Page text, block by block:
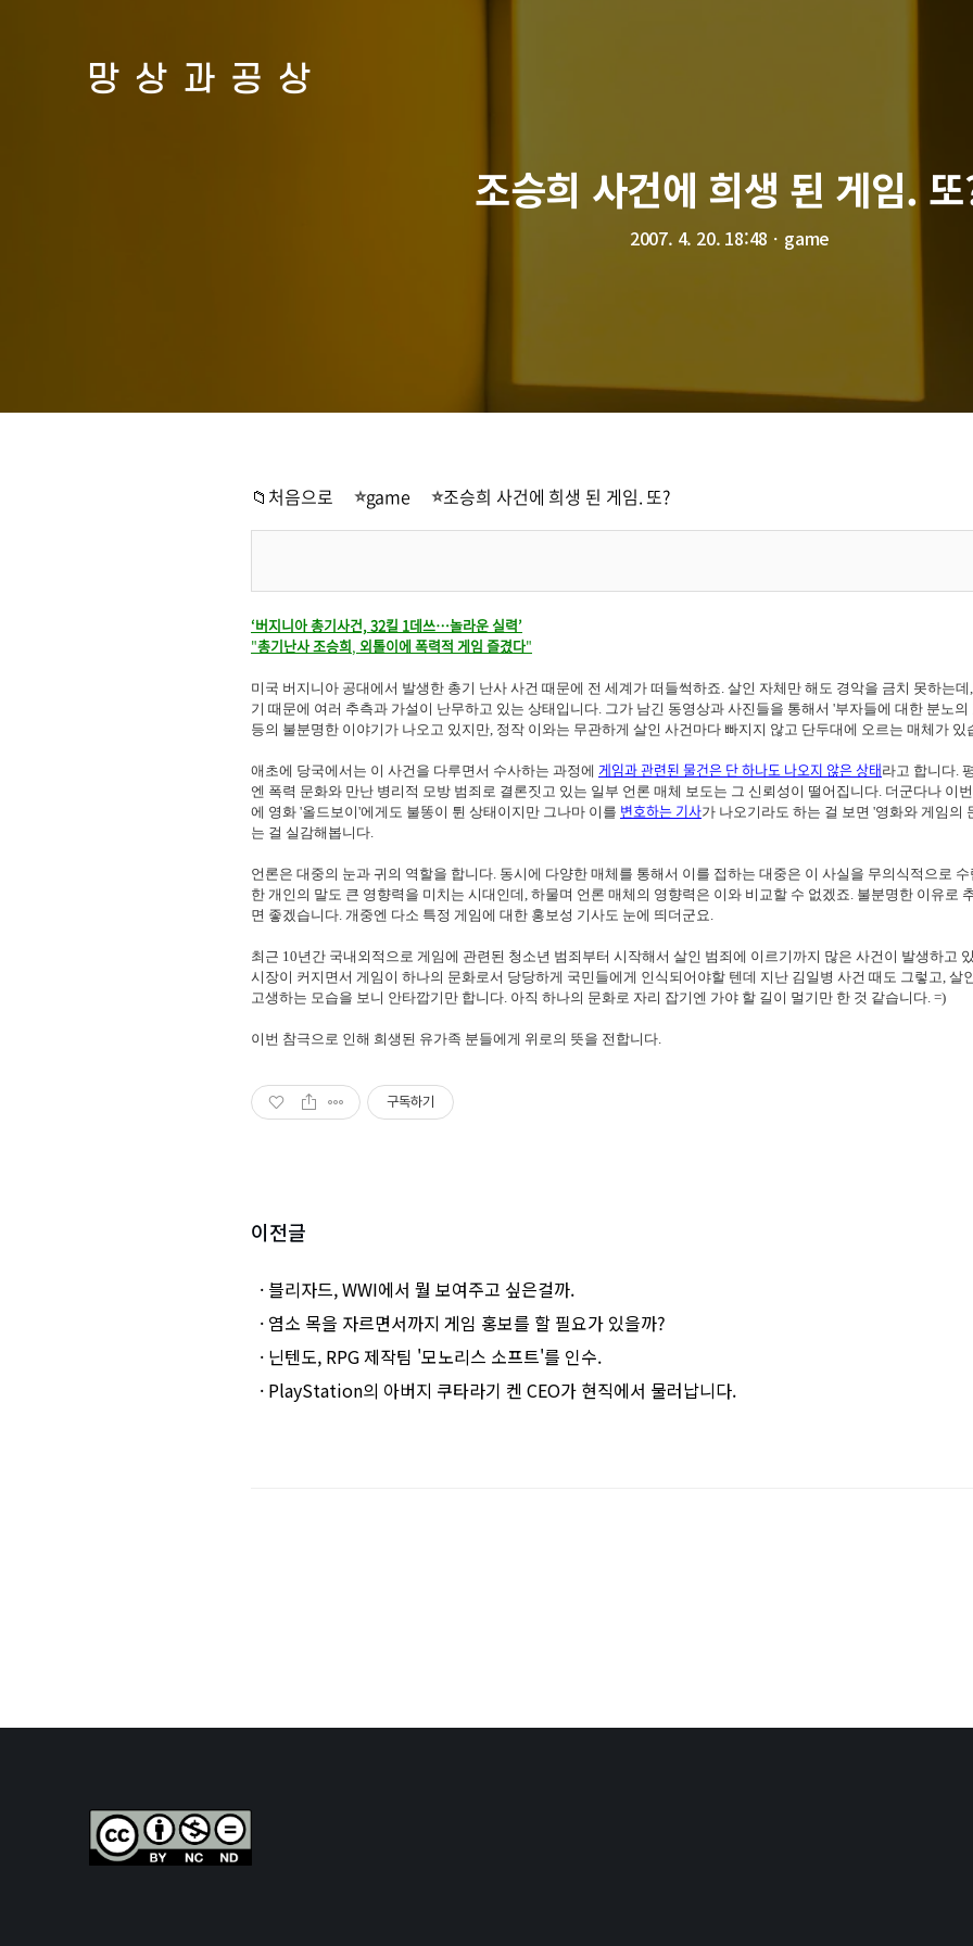
망상과공상
조승희 사건에 희생 된 게임.
2007. 4. 20. 18:48 ㆍ game
📁처음으로 game 조승희 사건에 희생 된 게임. 또?
‘버지니아 총기사건, 32킬 1데쓰…놀라운 실력’
"총기난사조승희, 외톨이에 폭력적 게임 즐겼다"
미국 버지니아 공대에서 발생한 총기 난사 사건 때문에 전 세계가 떠들썩하죠. 살인 자체만 해도 경악을 금치 못하는
기 때문에 여러 추측과 가설이 난무하고 있는 상태입니다. 그가 남긴 동영상과 사진들을 통해서 '부자들에 대한 분노
등의 불분명한 이야기가 나오고 있지만, 정작 이와는 무관하게 살인 사건마다 빠지지 않고 단두대에 오르는 매체가 있
애초에 당국에서는 이 사건을 다루면서 수사하는 과정에 게임과 관련된 물건은 단 하나도 나오지 않은 상태라고 합니다.
엔 폭력 문화와 만난 병리적 모방 범죄로 결론짓고 있는 일부 언론 매체 보도는 그 신뢰성이 떨어집니다. 더군다나 이
에 영화 '올드보이'에게도 불똥이 튄 상태이지만 그나마 이를 변호하는 기사가 나오기라도 하는 걸 보면 '영화와 게임의
는 걸 실감해봅니다.
언론은 대중의 눈과 귀의 역할을 합니다. 동시에 다양한 매체를 통해서 이를 접하는 대중은 이 사실을 무의식적으로
한 개인의 말도 큰 영향력을 미치는 시대인데, 하물며 언론 매체의 영향력은 이와 비교할 수 없겠죠. 불분명한 이유로
면 좋겠습니다. 개중엔 다소 특정 게임에 대한 홍보성 기사도 눈에 띄더군요.
최근 10년간 국내외적으로 게임에 관련된 청소년 범죄부터 시작해서 살인 범죄에 이르기까지 많은 사건이 발생하고
시장이 커지면서 게임이 하나의 문화로서 당당하게 국민들에게 인식되어야할 텐데 지난 김일병 사건 때도 그렇고, 살
고생하는 모습을 보니 안타깝기만 합니다. 아직 하나의 문화로 자리 잡기엔 가야 할 길이 멀기만 한 것 같습니다. =)
이번 참극으로 인해 희생된 유가족 분들에게 위로의 뜻을 전합니다.
구독하기
이전글
· 블리자드, WWI에서 뭘 보여주고 싶은걸까.
· 염소 목을 자르면서까지 게임 홍보를 할 필요가 있을까?
· 닌텐도, RPG 제작팀 '모노리스 소프트'를 인수.
· PlayStation의 아버지 쿠타라기 켄 CEO가 현직에서 물러납니다.